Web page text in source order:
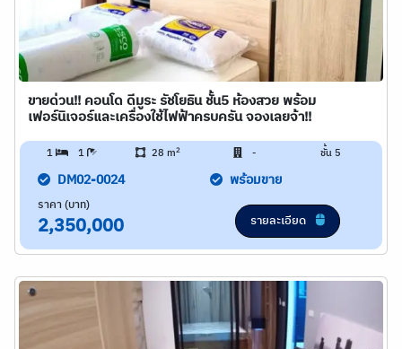
ขายด่วน!! คอนโด ดีมูระ รัชโยธิน ชั้น5 ห้องสวย พร้อม
เฟอร์นิเจอร์และเครื่องใช้ไฟฟ้าครบครัน จองเลยจ้า!!
1 1 28 m2 - ชั้น 5
DM02-0024 พร้อมขาย
ราคา (บาท)
2,350,000 รายละเอียด